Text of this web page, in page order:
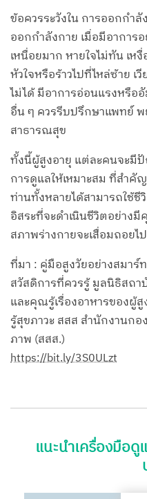
ข้อควรระวังใน การออกกำ
ออกกำลังกาย เมื่อมีอาการ
เหนื่อยมาก หายใจไม่ทัน เห
หัวใจหรือร้าวไปที่ไหล่ซ้าย
ไม่ได้ มีอาการอ่อนแรงหรือ
อื่น ๆ ควรรีบปรึกษาแพทย์ พ
สาธารณสุข
ทั้งนี้ผู้สูงอายุ แต่ละคนจะมี
การดูแลให้เหมาะสม ที่สำ
ท่านทั้งหลายได้สามารถใช้
อิสระที่จะดำเนินชีวิตอย่า
สภาพร่างกายจะเสื่อมถอยไ
ที่มา : คู่มือสูงวัยอย่างสมาร์
สวัสดิการที่ควรรู้ มูลนิธิสถ
และคุณรู้เรื่องอาหารของผู้
รู้สุขภาวะ สสส สำนักงานก
ภาพ (สสส.)
https://bit.ly/3S0ULzt
แนะนำเครื่องมือ